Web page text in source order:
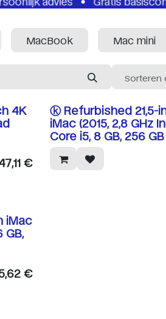
MacBook Mac mini
Sorteren
4K
€
ⓚ Refurbished 21,5-
iMac (2015, 2,8 GHz
Core i5, 8 GB, 256
iMac
GB,
€